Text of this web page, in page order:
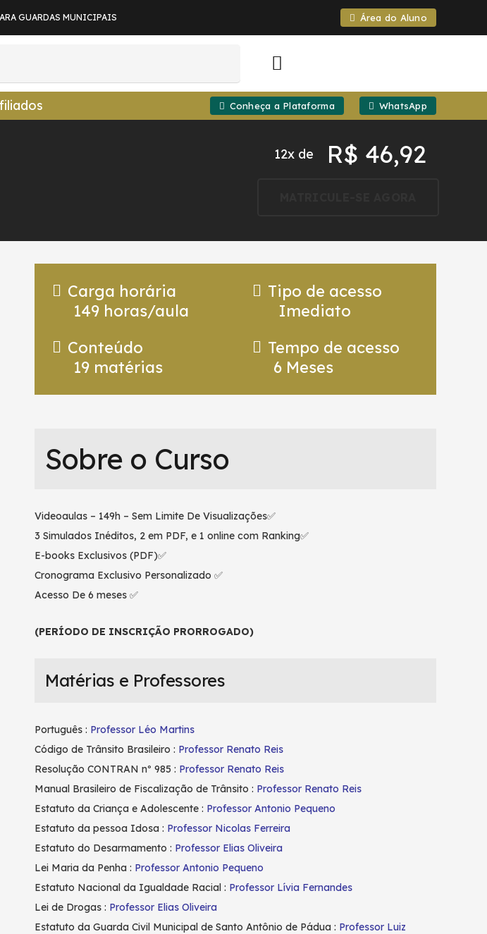
GUARDAS MUNICIPAIS Área do Aluno
Conheça a Plataforma WhatsApp
12x de R$ 46,92
Carga horária
149 horas/aula
Conteúdo
19 matérias
Tipo de acesso
Imediato
Tempo de acesso
6 Meses
Sobre o Curso
Videoaulas – 149h – Sem Limite De Visualizações✅
3 Simulados Inéditos, 2 em PDF, e 1 online com Ranking✅
E-books Exclusivos (PDF)✅
Cronograma Exclusivo Personalizado ✅
Acesso De 6 meses ✅
(PERÍODO DE INSCRIÇÃO PRORROGADO)
Matérias e Professores
Português : Professor Léo Martins
Código de Trânsito Brasileiro : Professor Renato Reis
Resolução CONTRAN nº 985 : Professor Renato Reis
Manual Brasileiro de Fiscalização de Trânsito : Professor Renato Reis
Estatuto da Criança e Adolescente : Professor Antonio Pequeno
Estatuto da pessoa Idosa : Professor Nicolas Ferreira
Estatuto do Desarmamento : Professor Elias Oliveira
Lei Maria da Penha : Professor Antonio Pequeno
Estatuto Nacional da Igualdade Racial : Professor Lívia Fernandes
Lei de Drogas : Professor Elias Oliveira
Estatuto da Guarda Civil Municipal de Santo Antônio de Pádua : Professor Luiz